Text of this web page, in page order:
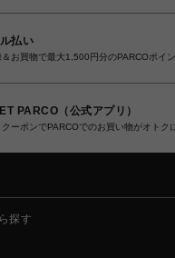
払い
お買物で最大1,500円分のPARCOポイ
PARCO（公式アプリ）
クーポンでPARCOでのお買い物がオトク
探す